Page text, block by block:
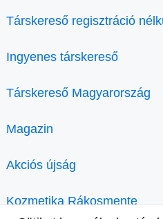
Társkereső regisztráció
Ingyenes társkereső
Társkereső Magyarország
Magazin
Akciós újság
Kozmetika Rákosmente